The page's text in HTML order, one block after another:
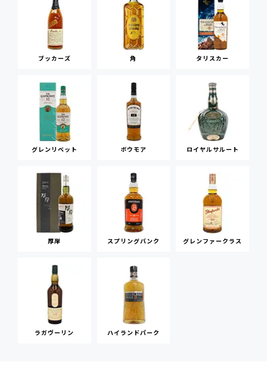
ブッカーズ 角 タリスカー
グレンリベット ボウモア ロイヤルサルート
厚岸 スプリングバンク グレンファークラス
ラガヴーリン ハイランドパーク